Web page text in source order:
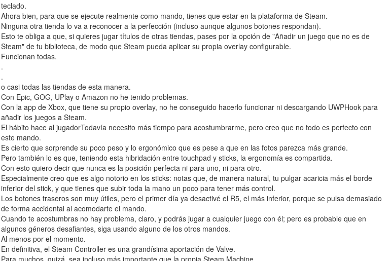
teclado.
Ahora bien, para que se ejecute realmente como mando, tienes que estar en la plataforma de Steam.
Ninguna otra tienda lo va a reconocer a la perfección (incluso aunque algunos botones respondan).
Esto te obliga a que, si quieres jugar títulos de otras tiendas, pases por la opción de "Añadir un juego que no es de
Steam" de tu biblioteca, de modo que Steam pueda aplicar su propia overlay configurable.
Funcionan todas.
.
.
o casi todas las tiendas de esta manera.
Con Epic, GOG, UPlay o Amazon no he tenido problemas.
Con la app de Xbox, que tiene su propio overlay, no he conseguido hacerlo funcionar ni descargando UWPHook para
añadir los juegos a Steam.
El hábito hace al jugadorTodavía necesito más tiempo para acostumbrarme, pero creo que no todo es perfecto con
este mando.
Es cierto que sorprende su poco peso y lo ergonómico que es pese a que en las fotos parezca más grande.
Pero también lo es que, teniendo esta hibridación entre touchpad y sticks, la ergonomía es compartida.
Con esto quiero decir que nunca es la posición perfecta ni para uno, ni para otro.
Especialmente creo que es algo notorio en los sticks: notas que, de manera natural, tu pulgar acaricia más el borde
inferior del stick, y que tienes que subir toda la mano un poco para tener más control.
Los botones traseros son muy útiles, pero el primer día ya desactivé el R5, el más inferior, porque se pulsa demasiado
de forma accidental al acomodarte el mando.
Cuando te acostumbras no hay problema, claro, y podrás jugar a cualquier juego con él; pero es probable que en
algunos géneros desafiantes, siga usando alguno de los otros mandos.
Al menos por el momento.
En definitiva, el Steam Controller es una grandísima aportación de Valve.
Para muchos, quizá, sea incluso más importante que la propia Steam Machine.